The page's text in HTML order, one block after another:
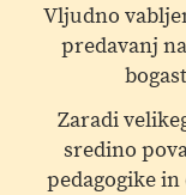
Vljudno
predavanj
Zaradi
sredino
pedagogike